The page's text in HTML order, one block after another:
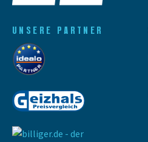
UNSERE PARTNER